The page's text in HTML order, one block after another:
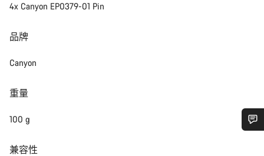
4x Canyon EP0379-01 Pin
品牌
Canyon
重量
100 g
兼容性
您需要帮助吗？